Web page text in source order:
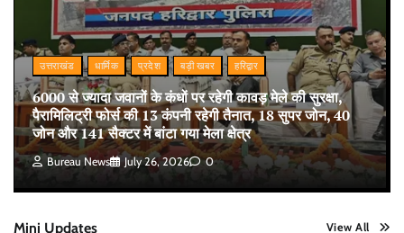
उत्तराखंड धार्मिक प्रदेश बड़ी खबर हरिद्वार
6000 से ज्यादा जवानों के कंधों पर रहेगी कावड़ मेले की सुरक्षा,
पैरामिलिट्री फोर्स की 13 कंपनी रहेगी तैनात, 18 सुपर जोन, 40
जोन और 141 सैक्टर में बांटा गया मेला क्षेत्र
Bureau News July 26, 2026 0
Mini Updates View All